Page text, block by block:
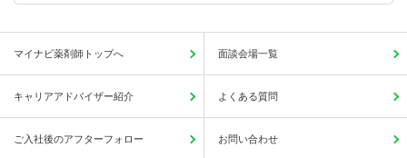
マイナビ薬剤師トップへ 面談会場一覧
キャリアアドバイザー紹介 よくある質問
ご入社後のアフターフォロー お問い合わせ